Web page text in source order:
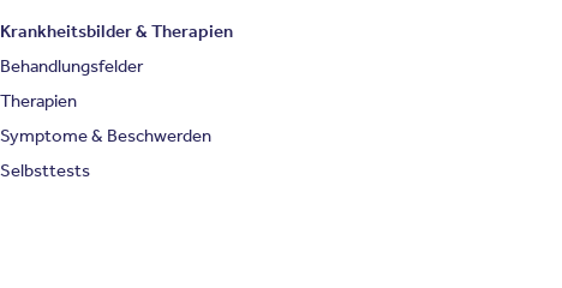
Krankheitsbilder & Therapien
Behandlungsfelder
Therapien
Symptome & Beschwerden
Selbsttests